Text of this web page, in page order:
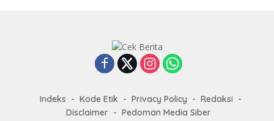
Indeks Kode Etik Privacy Policy
Redaksi
Disclaimer
Pedoman Media Siber